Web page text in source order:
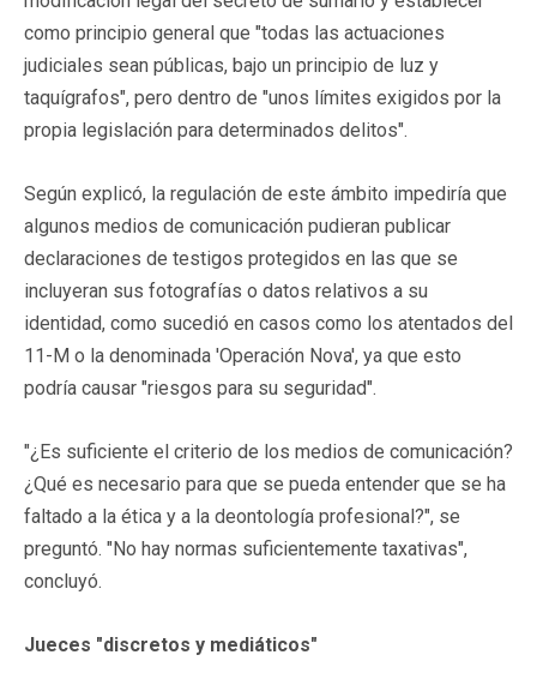
como principio general que "todas las actuaciones
judiciales sean públicas, bajo un principio de luz y
taquígrafos", pero dentro de "unos límites exigidos por la
propia legislación para determinados delitos".
Según explicó, la regulación de este ámbito impediría que
algunos medios de comunicación pudieran publicar
declaraciones de testigos protegidos en las que se
incluyeran sus fotografías o datos relativos a su
identidad, como sucedió en casos como los atentados del
11-M o la denominada 'Operación Nova', ya que esto
podría causar "riesgos para su seguridad".
"¿Es suficiente el criterio de los medios de comunicación?
¿Qué es necesario para que se pueda entender que se ha
faltado a la ética y a la deontología profesional?", se
preguntó. "No hay normas suficientemente taxativas",
concluyó.
Jueces "discretos y mediáticos"